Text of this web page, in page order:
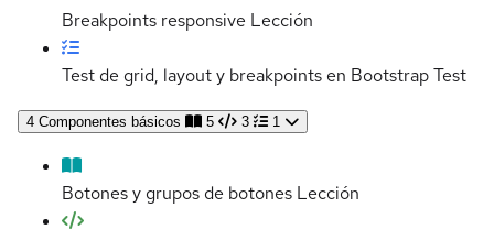
Breakpoints responsive Lección
Test de grid, layout y breakpoints en BootstrapTest
4 Componentes básicos 5 3 1
Botones y grupos de botones Lección